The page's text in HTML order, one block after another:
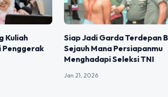
Kuliah
Penggerak
Siap Jadi Garda Terdepan
Sejauh Mana Persiapanmu
Menghadapi Seleksi TNI
Jan 21, 2026